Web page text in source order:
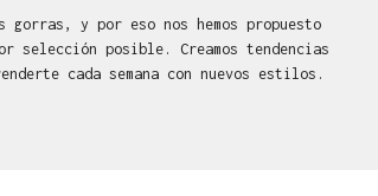
gorras, y por eso nos hemos propuesto
selección posible. Creamos tendencias
cada semana con nuevos estilos.